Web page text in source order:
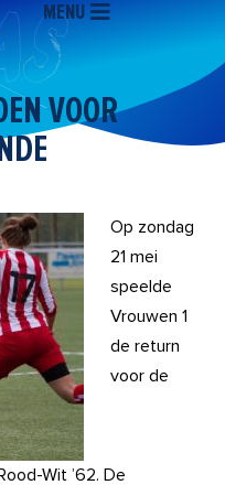
MENU
VOOR
Op zondag
21 mei
speelde
Vrouwen 1
de return
voor de
Wit ’62. De